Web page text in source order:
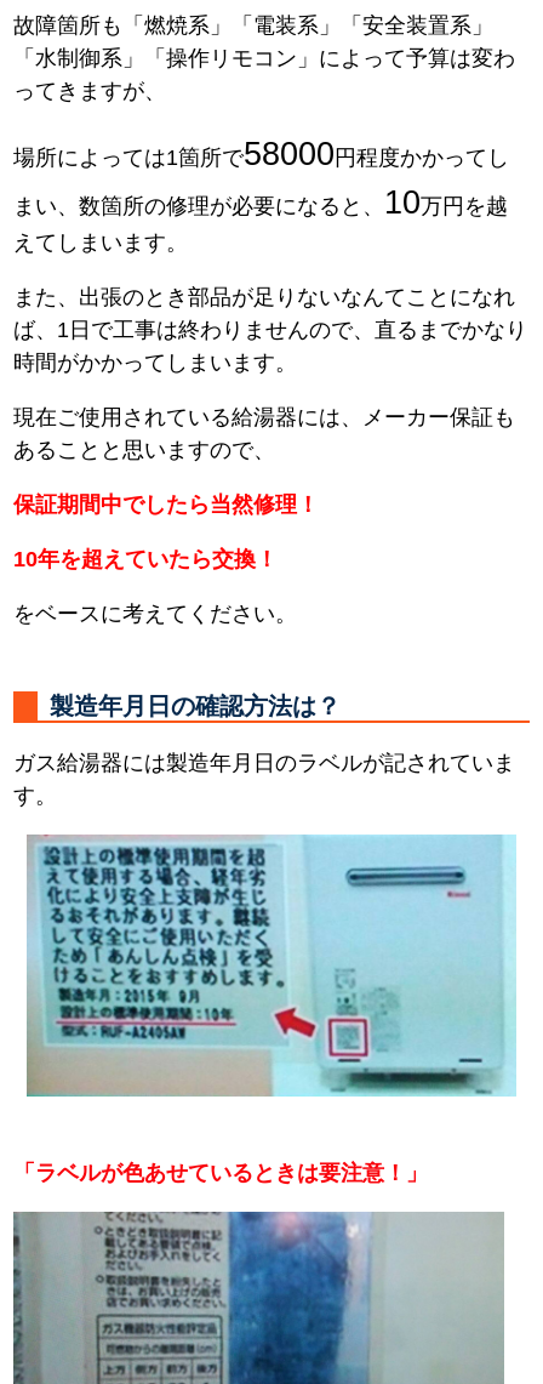
故障箇所も「燃焼系」「電装系」「安全装置系」
「水制御系」「操作リモコン」によって予算は変わ
ってきますが、
場所によっては1箇所で58000 円程度かかってし
まい、数箇所の修理が必要になると、 10万円を越
えてしまいます。
また、出張のとき部品が足りないなんてことになれ
ば、1日で工事は終わりませんので、直るまでかなり
時間がかかってしまいます。
現在ご使用されている給湯器には、メーカー保証も
あることと思いますので、
保証期間中でしたら当然修理！
10年を超えていたら交換！
をベースに考えてください。
製造年月日の確認方法は？
ガス給湯器には製造年月日のラベルが記されていま
す。
「ラベルが色あせているときは要注意！」